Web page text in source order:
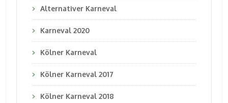
Alternativer Karneval
Karneval 2020
Kölner Karneval
Kölner Karneval 2017
Kölner Karneval 2018